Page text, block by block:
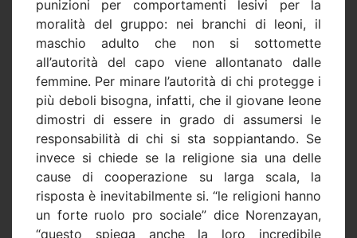
punizioni per comportamenti lesivi per la
moralità del gruppo: nei branchi di leoni, il
maschio adulto che non si sottomette
all’autorità del capo viene allontanato dalle
femmine. Per minare l’autorità di chi protegge i
più deboli bisogna, infatti, che il giovane leone
dimostri di essere in grado di assumersi le
responsabilità di chi si sta soppiantando. Se
invece si chiede se la religione sia una delle
cause di cooperazione su larga scala, la
risposta è inevitabilmente si. “le religioni hanno
un forte ruolo pro sociale” dice Norenzayan,
“questo spiega anche la loro incredibile